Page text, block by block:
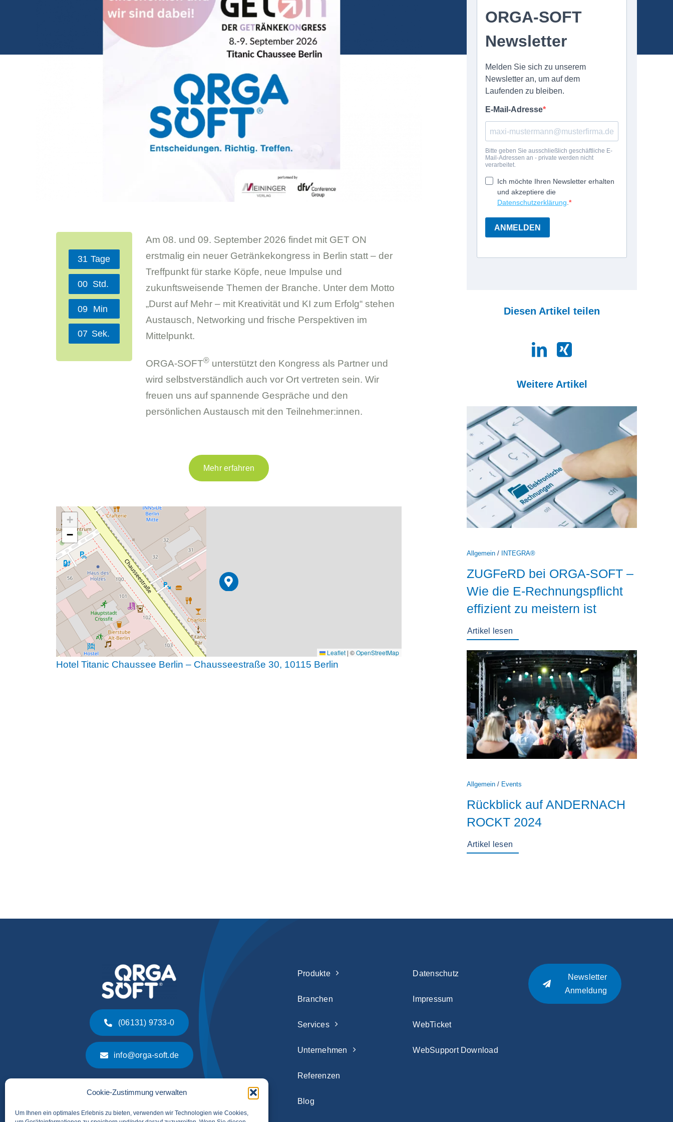
Cookie-Zustimmung verwalten
Um Ihnen ein optimales Erlebnis zu bieten, verwenden wir Technologien wie Cookies,
31 Tage
00 Std.
09 Min
06 Sek.
Am 08. und 09. September 2026 findet mit GET ON
erstmalig ein neuer Getränkekongress in Berlin statt – der
Treffpunkt für starke Köpfe, neue Impulse und
zukunftsweisende Themen der Branche. Unter dem Motto
„Durst auf Mehr – mit Kreativität und KI zum Erfolg“ stehen
Austausch, Networking und frische Perspektiven im
Mittelpunkt.
ORGA-SOFT® unterstützt den Kongress als Partner und
wird selbstverständlich auch vor Ort vertreten sein. Wir
freuen uns auf spannende Gespräche und den
persönlichen Austausch mit den Teilnehmer:innen.
Mehr erfahren
+
−
Leaflet | ©OpenStreetMap
Hotel Titanic Chaussee Berlin – Chausseestraße 30, 10115 Berlin
Diesen Artikel teilen
Weitere Artikel
Allgemein / INTEGRA®
ZUGFeRD bei ORGA-SOFT –
Wie die E-Rechnungspflicht
effizient zu meistern ist
Artikel lesen
Allgemein / Events
Rückblick auf ANDERNACH
ROCKT 2024
Artikel lesen
(06131) 9733-0
info@orga-soft.de
Produkte
Branchen
Services
Unternehmen
Referenzen
Blog
Datenschutz
Impressum
WebTicket
WebSupport Download
Newsletter
Anmeldung